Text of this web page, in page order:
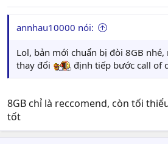
annhau10000 nói:
Lol, bản mới chuẩn bị đòi 8GB nhé,
thay đổi
định tiếp bước call of
8GB chỉ là reccomend, còn tối
tốt